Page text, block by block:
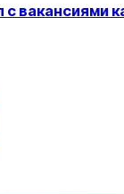
с вакансиями